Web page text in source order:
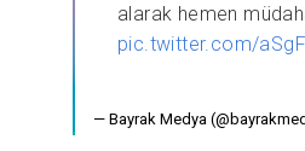
alarak hemen
pic.twitter.com/
— Bayrak Medya